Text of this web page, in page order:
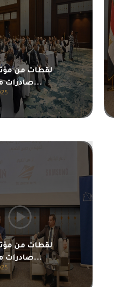
لقطات من
صادرات مصر لقطاع ا...
لقطات من
صادرات مصر لقطاع ا...